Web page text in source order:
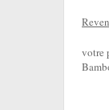
votre